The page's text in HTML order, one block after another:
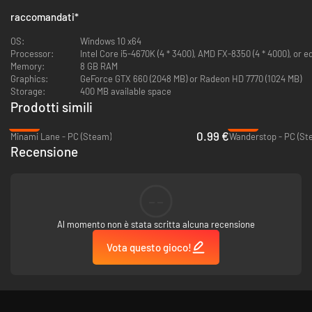
Quando nuove rane si
raccomandati*
OS:
Windows 10 x64
Processor:
Intel Core i5-4670K (4 * 3400), AMD FX-8350 (4 * 4000), or
Memory:
8 GB RAM
Graphics:
GeForce GTX 660 (2048 MB) or Radeon HD 7770 (1024 MB)
Storage:
400 MB available space
Prodotti simili
Minami Lane - PC (Steam)
0.99 €Wanderstop - PC
Recensione
Al momento non è stata scritta alcuna recensione
Vota questo gioco!